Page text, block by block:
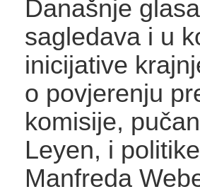
Današnje
sagledava i u
inicijative
o povjerenju
komisije,
Leyen, i
Manfreda